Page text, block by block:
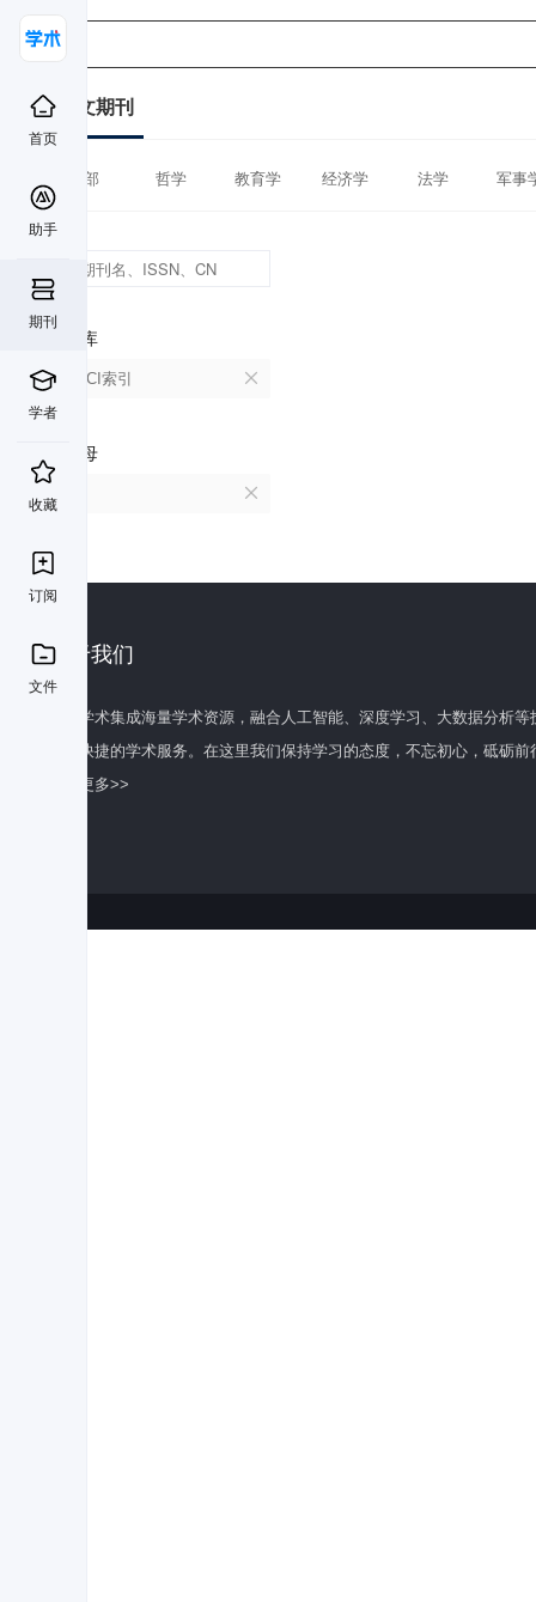
首页
助手
期刊
学者
收藏
订阅
文件
中文期刊
全部 哲学 教育学 经济学 法学 军事
数据库
CSSCI索引
首字母
关于我们
百度学术集成海量学术资源，融合人工智能、深度学习、大数据分析
全面快捷的学术服务。在这里我们保持学习的态度，不忘初心，砥砺前
了解更多>>